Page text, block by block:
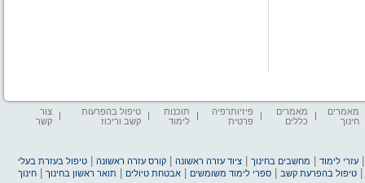
מאמרים
חינוך
מאמרים
כללים
פיזיותרפיה
פרטית
תוכנות
לימוד
טיפול בהפרעות
קשב וריכוז
צור
קשר
עזרי לימוד מחשבים בחינוך |ציוד עזרה ראשונה |קורס עזרה ראשונה |טיפול בעזרת בעלי
|טיפול בהפרעת קשב |ספרי לימוד משומשים |אבטחת טיולים תואר ראשון בחינוך |חינוך